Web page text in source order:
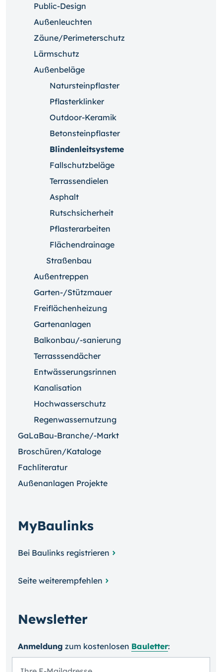
Public-Design
Außenleuchten
Zäune/Perimeterschutz
Lärmschutz
Außenbeläge
Natursteinpflaster
Pflasterklinker
Outdoor-Keramik
Betonsteinpflaster
Blindenleitsysteme
Fallschutzbeläge
Terrassendielen
Asphalt
Rutschsicherheit
Pflasterarbeiten
Flächendrainage
Straßenbau
Außentreppen
Garten-/Stützmauer
Freiflächenheizung
Gartenanlagen
Balkonbau/-sanierung
Terrasssendächer
Entwässerungsrinnen
Kanalisation
Hochwasserschutz
Regenwassernutzung
GaLaBau-Branche/-Markt
Broschüren/Kataloge
Fachliteratur
Außenanlagen Projekte
MyBaulinks
Bei Baulinks registrieren
Seite weiterempfehlen
Newsletter
Anmeldung zum kosten­losen Bauletter: